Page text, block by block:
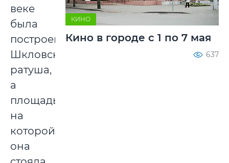
веке
была
построена
Шкловская
ратуша,
а
площадь,
на
которой
она
КИНО
Кино в городе с 1 по 7 мая
637